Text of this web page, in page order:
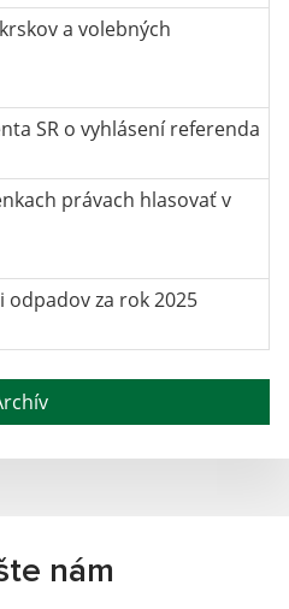
a volebných
SR o vyhlásení referenda
právach hlasovať v
za rok 2025
nám